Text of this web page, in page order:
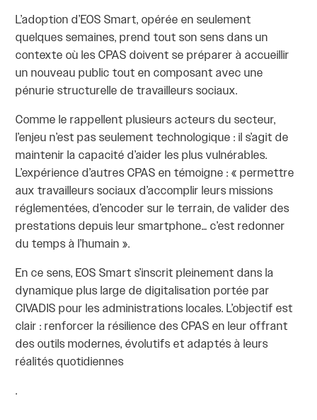
L’adoption d’EOS Smart, opérée en seulement
quelques semaines, prend tout son sens dans un
contexte où les CPAS doivent se préparer à accueillir
un nouveau public tout en composant avec une
pénurie structurelle de travailleurs sociaux.
Comme le rappellent plusieurs acteurs du secteur,
l’enjeu n’est pas seulement technologique : il s’agit de
maintenir la capacité d’aider les plus vulnérables.
L’expérience d’autres CPAS en témoigne : « permettre
aux travailleurs sociaux d’accomplir leurs missions
réglementées, d’encoder sur le terrain, de valider des
prestations depuis leur smartphone… c’est redonner
du temps à l’humain ».
En ce sens, EOS Smart s’inscrit pleinement dans la
dynamique plus large de digitalisation portée par
CIVADIS pour les administrations locales. L’objectif est
clair : renforcer la résilience des CPAS en leur offrant
des outils modernes, évolutifs et adaptés à leurs
réalités quotidiennes
.